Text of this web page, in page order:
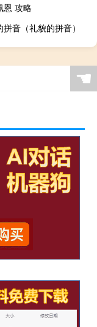
恩 攻略
音（礼貌的拼音）
☚